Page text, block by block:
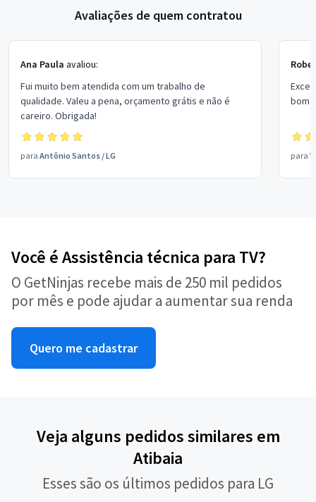
Avaliações de quem contratou
Ana Paula avaliou:
Fui muito bem atendida com um trabalho de
qualidade. Valeu a pena, orçamento grátis e não é
careiro. Obrigada!
para Antônio Santos /LG
bom
para
Você é Assistência técnica para TV?
O GetNinjas recebe mais de 250 mil pedidos
por mês e pode ajudar a aumentar sua renda
Quero me cadastrar
Veja alguns pedidos similares em
Atibaia
Esses são os últimos pedidos para LG